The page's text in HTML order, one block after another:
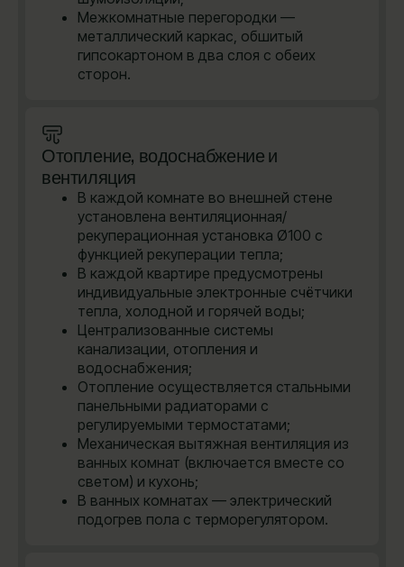
Межкомнатные перегородки —
металлический каркас, обшитый
гипсокартоном в два слоя с обеих
сторон.
Отопление, водоснабжение и
вентиляция
В каждой комнате во внешней стене
установлена вентиляционная/
рекуперационная установка Ø100 с
функцией рекуперации тепла;
В каждой квартире предусмотрены
индивидуальные электронные счётчики
тепла, холодной и горячей воды;
Централизованные системы
канализации, отопления и
водоснабжения;
Отопление осуществляется стальными
панельными радиаторами с
регулируемыми термостатами;
Механическая вытяжная вентиляция из
ванных комнат (включается вместе со
светом) и кухонь;
В ванных комнатах — электрический
подогрев пола с терморегулятором.